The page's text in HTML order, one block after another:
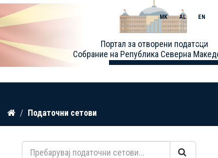
Прескокнете
содржина
Портал за отворени податоци
Собрание на Република Северна
MK AL EN
Toggle
Податочни сетови